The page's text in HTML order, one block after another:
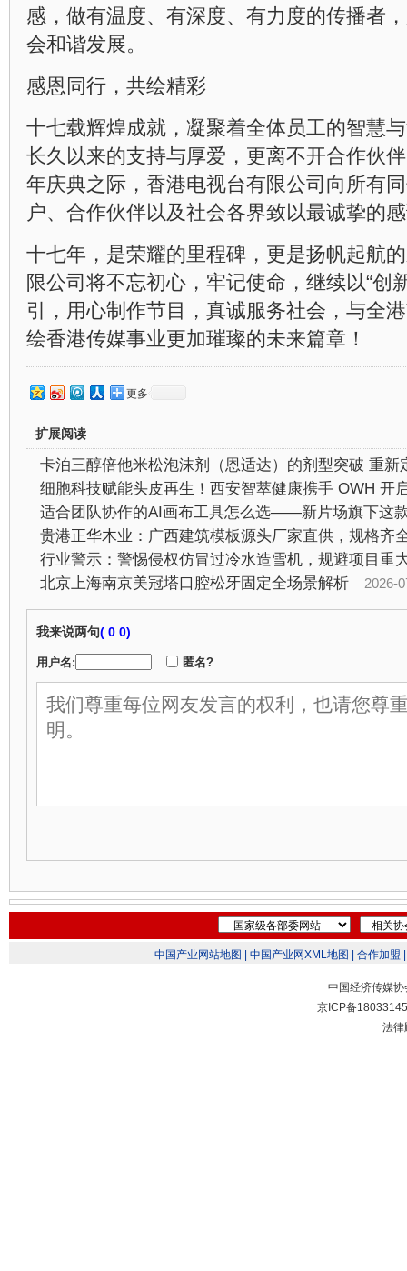
感，做有温度、有深度、有力度的传播者
会和谐发展。
感恩同行，共绘精彩
十七载辉煌成就，凝聚着全体员工的智慧
长久以来的支持与厚爱，更离不开合作伙
年庆典之际，香港电视台有限公司向所有
户、合作伙伴以及社会各界致以最诚挚的
十七年，是荣耀的里程碑，更是扬帆起航
限公司将不忘初心，牢记使命，继续以“创
引，用心制作节目，真诚服务社会，与全
绘香港传媒事业更加璀璨的未来篇章！
更多
扩展阅读
行业警示：警惕侵权仿冒过冷水造雪机，规避项目重
北京上海南京美冠塔口腔松牙固定全场景解析
2026-07-
我来说两句( 0 0)
用户名: 匿名?
中国产业网站地图 | 中国产业网XML地图 | 合作加盟 |
中国经济传媒
京ICP备
法